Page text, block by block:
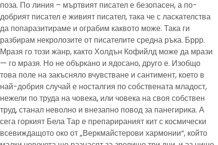
поза. По линия – мъртвият писател е безопасен, а по-
добрият писател е живият писател, така че с ласкателства
да попаразитираме и ограбим каквото може. Така ги
разбирам некролозите от писателите средна ръка. Бррр.
Мразя го този жанр, както Холдън Кофийлд може да мрази
— го мразя. Но не объркано и ядосано, друго е. Изобщо
това поле на закъсняло вчувстване и сантимент, което в
най-добрия случай е носталгия по собствената младост,
нежели по труда на човека, или човека на своя собствен
труд, станал неволно и внезапно повод за панегирика. А
сега горкият Бела Тар е препарираният кит с космически
всевиждащото око от „Веркмайстерови хармонии“, който